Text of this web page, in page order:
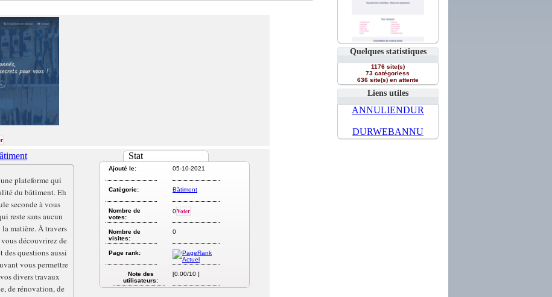
Quelques statistiques
1176 site(s)
73 catégoriess
636 site(s) en attente
Liens utiles
ANNULIENDUR
DURWEBANNU
Stat
Ajouté le: 05-10-2021
Catégorie: Bâtiment
Nombre de
votes:
0Voter
Nombre de
visites:
0
Page rank:
Note des
utilisateurs:
[0.00/10 ]
plateforme qui
du bâtiment. Eh
seconde à vous
reste sans aucun
matière. À travers
découvrirez de
questions aussi
vous permettre
divers travaux
de rénovation, de